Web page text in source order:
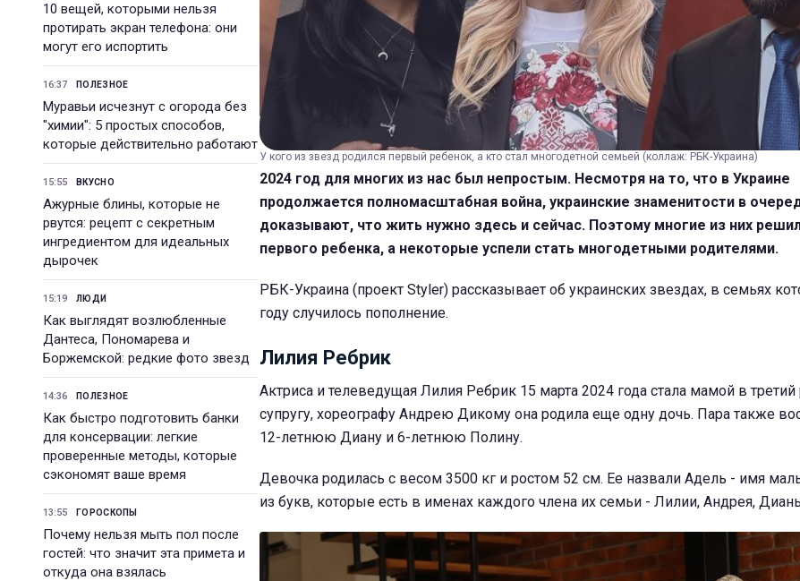
10 вещей, которыми нельзя
протирать экран телефона: они
могут его испортить
16:37 ПОЛЕЗНОЕ
Муравьи исчезнут с огорода без
"химии": 5 простых способов,
которые действительно работают
15:55 ВКУСНО
Ажурные блины, которые не
рвутся: рецепт с секретным
ингредиентом для идеальных
дырочек
15:19 ЛЮДИ
Как выглядят возлюбленные
Дантеса, Пономарева и
Боржемской: редкие фото звезд
14:36 ПОЛЕЗНОЕ
Как быстро подготовить банки
для консервации: легкие
проверенные методы, которые
сэкономят ваше время
13:55 ГОРОСКОПЫ
Почему нельзя мыть пол после
гостей: что значит эта примета и
откуда она взялась
У кого из звезд родился первый ребенок, а кто стал многодетной семьей (коллаж: РБК-Украина)
2024 год для многих из нас был непростым. Несмотря на то, что в Украине
продолжается полномасштабная война, украинские знаменитости в
доказывают, что жить нужно здесь и сейчас. Поэтому многие из них
первого ребенка, а некоторые успели стать многодетными родителями.
РБК-Украина (проект Styler) рассказывает об украинских звездах, в семьях
году случилось пополнение.
Лилия Ребрик
Актриса и телеведущая Лилия Ребрик 15 марта 2024 года стала мамой в
супругу, хореографу Андрею Дикому она родила еще одну дочь. Пара также
12-летнюю Диану и 6-летнюю Полину.
Девочка родилась с весом 3500 кг и ростом 52 см. Ее назвали Адель - имя
из букв, которые есть в именах каждого члена их семьи - Лилии, Андрея,